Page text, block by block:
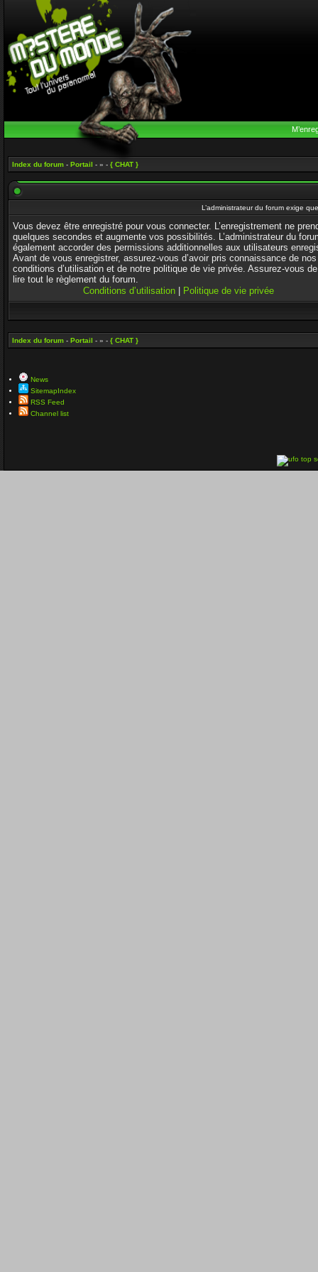
Index du forum - Portail - » - { CHAT }
L’administrateur du forum exige
Vous devez être enregistré pour vous connecter. L’enregistrement ne
quelques secondes et augmente vos possibilités. L’administrateur du
également accorder des permissions additionnelles aux utilisateurs
Avant de vous enregistrer, assurez-vous d’avoir pris connaissance de nos
conditions d’utilisation et de notre politique de vie privée. Assurez-vous
lire tout le règlement du forum.
Conditions d’utilisation| Politique de vie privée
Index du forum - Portail - » - { CHAT }
News
SitemapIndex
RSS Feed
Channel list